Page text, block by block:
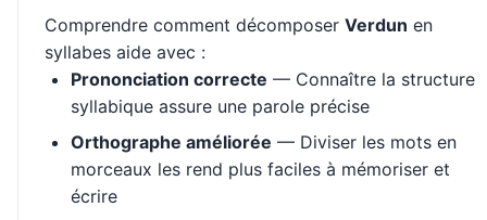
Comprendre comment décomposer Verdun en
syllabes aide avec :
Prononciation correcte — Connaître la structure
syllabique assure une parole précise
Orthographe améliorée — Diviser les mots en
morceaux les rend plus faciles à mémoriser et
écrire